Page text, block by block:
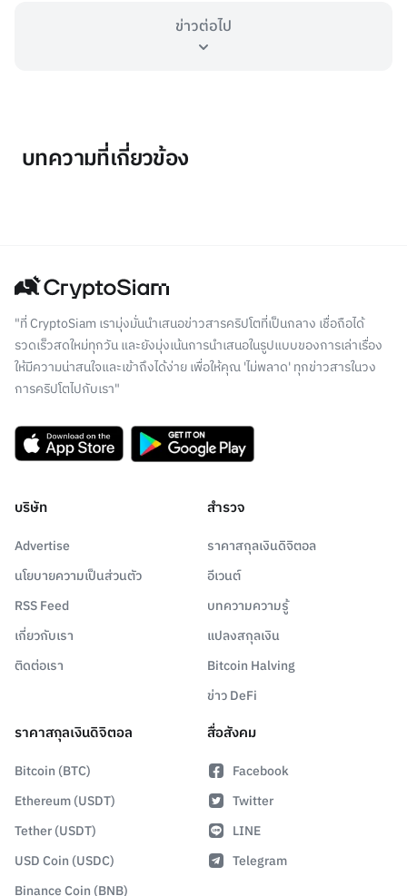
ข่าวต่อไป
บทความที่เกี่ยวข้อง
"ที่ CryptoSiam เรามุ่งมั่นนำเสนอข่าวสารคริปโตที่เป็นกลาง เชื่อถือได้
รวดเร็วสดใหม่ทุกวัน และยังมุ่งเน้นการนำเสนอในรูปแบบของการเล่าเรื่อง
ให้มีความน่าสนใจและเข้าถึงได้ง่าย เพื่อให้คุณ 'ไม่พลาด' ทุกข่าวสารในวง
การคริปโตไปกับเรา"
บริษัท
Advertise
นโยบายความเป็นส่วนตัว
RSS Feed
เกี่ยวกับเรา
ติดต่อเรา
สำรวจ
ราคาสกุลเงินดิจิตอล
อีเวนต์
บทความความรู้
แปลงสกุลเงิน
Bitcoin Halving
ข่าว DeFi
ราคาสกุลเงินดิจิตอล
Bitcoin (BTC)
Ethereum (USDT)
Tether (USDT)
USD Coin (USDC)
Binance Coin (BNB)
สื่อสังคม
Facebook
Twitter
LINE
Telegram